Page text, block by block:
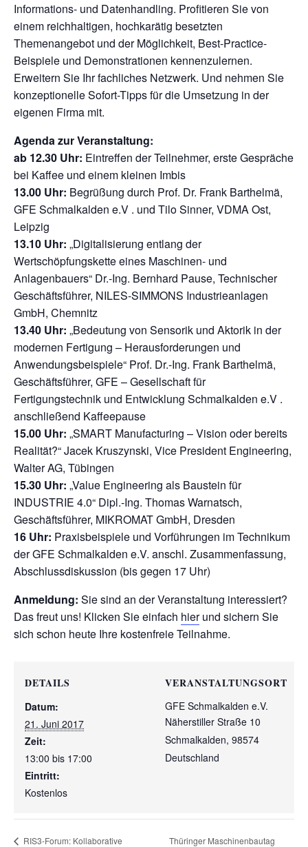
Informations- und Datenhandling. Profitieren Sie von
einem reichhaltigen, hochkarätig besetzten
Themenangebot und der Möglichkeit, Best-Practice-
Beispiele und Demonstrationen kennenzulernen.
Erweitern Sie Ihr fachliches Netzwerk. Und nehmen Sie
konzeptionelle Sofort-Tipps für die Umsetzung in der
eigenen Firma mit.
Agenda zur Veranstaltung:
ab 12.30 Uhr: Eintreffen der Teilnehmer, erste Gespräche
bei Kaffee und einem kleinen Imbis
13.00 Uhr: Begrüßung durch Prof. Dr. Frank Barthelmä,
GFE Schmalkalden e.V . und Tilo Sinner, VDMA Ost,
Leipzig
13.10 Uhr: „Digitalisierung entlang der
Wertschöpfungskette eines Maschinen- und
Anlagenbauers“ Dr.-Ing. Bernhard Pause, Technischer
Geschäftsführer, NILES-SIMMONS Industrieanlagen
GmbH, Chemnitz
13.40 Uhr: „Bedeutung von Sensorik und Aktorik in der
modernen Fertigung – Herausforderungen und
Anwendungsbeispiele“ Prof. Dr.-Ing. Frank Barthelmä,
Geschäftsführer, GFE – Gesellschaft für
Fertigungstechnik und Entwicklung Schmalkalden e.V .
anschließend Kaffeepause
15.00 Uhr: „SMART Manufacturing – Vision oder bereits
Realität?“ Jacek Kruszynski, Vice President Engineering,
Walter AG, Tübingen
15.30 Uhr: „Value Engineering als Baustein für
INDUSTRIE 4.0“ Dipl.-Ing. Thomas Warnatsch,
Geschäftsführer, MIKROMAT GmbH, Dresden
16 Uhr: Praxisbeispiele und Vorführungen im Technikum
der GFE Schmalkalden e.V. anschl. Zusammenfassung,
Abschlussdiskussion (bis gegen 17 Uhr)
Anmeldung: Sie sind an der Veranstaltung interessiert?
Das freut uns! Klicken Sie einfach hierund sichern Sie
sich schon heute Ihre kostenfreie Teilnahme.
DETAILS
Datum:
21. Juni 2017
Zeit:
13:00 bis 17:00
Eintritt:
Kostenlos
VERANSTALTUNGSORT
GFE Schmalkalden e.V.
Näherstiller Straße 10
Schmalkalden, 98574
Deutschland
RIS3-Forum: Kollaborative
Thüringer Maschinenbautag